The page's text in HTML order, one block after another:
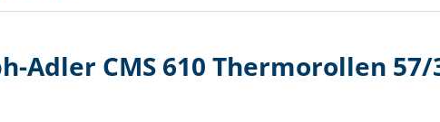
Adler CMS 610 Thermorollen